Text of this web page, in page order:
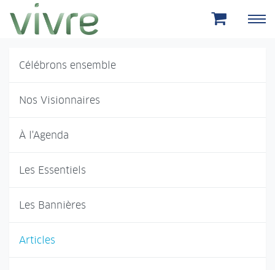
Aller au menu principal
Aller au contenu principal
Célébrons ensemble
Nos Visionnaires
À l'Agenda
Les Essentiels
Les Bannières
Articles